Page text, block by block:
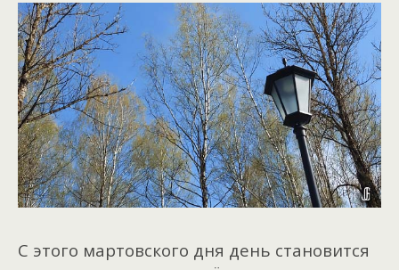
С этого мартовского дня день становится